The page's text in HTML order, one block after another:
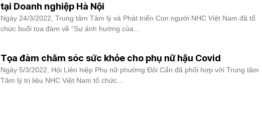
tại Doanh nghiệp Hà Nội
Ngày 24/3/2022, Trung tâm Tâm lý và Phát triển Con người NHC Việt Nam đã tổ
chức buổi tọa đàm về “Sự ảnh hưởng của...
Tọa đàm chăm sóc sức khỏe cho phụ nữ hậu Covid
Ngày 5/3/2022, Hội Liên hiệp Phụ nữ phường Đội Cấn đã phối hợp với Trung tâm
Tâm lý trị liệu NHC Việt Nam tổ chức...